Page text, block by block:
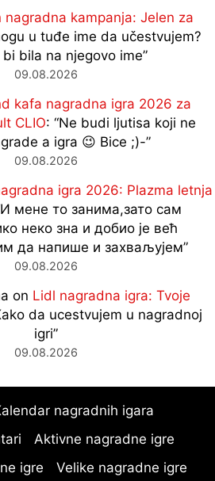
nagradna kampanja: Jelen za
u tuđe ime da učestvujem?
bila na njegovo ime”
09.08.2026
kafa nagradna igra 2026 za
CLIO: “Ne budi ljutisa koji ne
a igra 😉 Bice ;)-”
09.08.2026
igra 2026: Plazma letnja
И мене то занима,зато сам
неко зна и добио је већ
да напише и захваљујем”
09.08.2026
on Lidl nagradna igra: Tvoje
da ucestvujem u nagradnoj
igri”
09.08.2026
nagradnih igara
Aktivne nagradne igre
igre
Velike nagradne igre